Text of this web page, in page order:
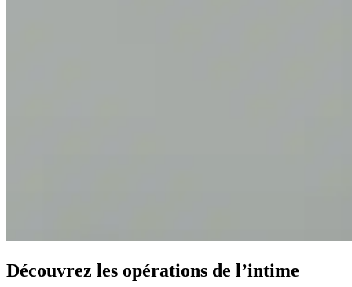
Découvrez les opérations de l’intime